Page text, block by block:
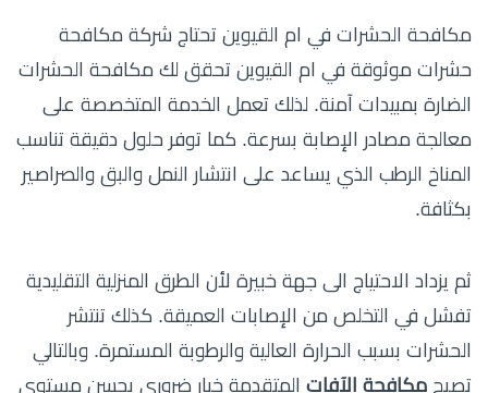
مكافحة الحشرات في ام القيوين تحتاج شركة مكافحة
حشرات موثوقة في ام القيوين تحقق لك مكافحة الحشرات
الضارة بمبيدات آمنة. لذلك تعمل الخدمة المتخصصة على
معالجة مصادر الإصابة بسرعة. كما توفر حلول دقيقة تناسب
المناخ الرطب الذي يساعد على انتشار النمل والبق والصراصير
بكثافة.
ثم يزداد الاحتياج الى جهة خبيرة لأن الطرق المنزلية التقليدية
تفشل في التخلص من الإصابات العميقة. كذلك تنتشر
الحشرات بسبب الحرارة العالية والرطوبة المستمرة. وبالتالي
تصبح مكافحة الآفات المتقدمة خيار ضروري يحسن مستوى